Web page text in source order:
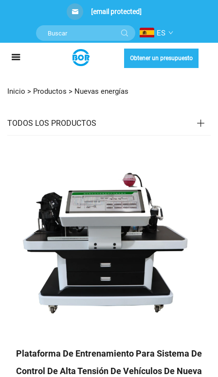
[email protected]
ES
Obtener un presupuesto
Inicio > Productos > Nuevas energías
TODOS LOS PRODUCTOS
Plataforma De Entrenamiento Para Sistema De
Control De Alta Tensión De Vehículos De Nueva